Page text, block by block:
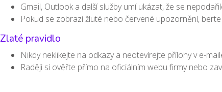
Gmail, Outlook a další služby umí ukázat, že se
Pokud se zobrazí žluté nebo červené upozornění,
Zlaté pravidlo
Nikdy neklikejte na odkazy a neotevírejte přílohy v e-
Raději si ověřte přímo na oficiálním webu firmy nebo